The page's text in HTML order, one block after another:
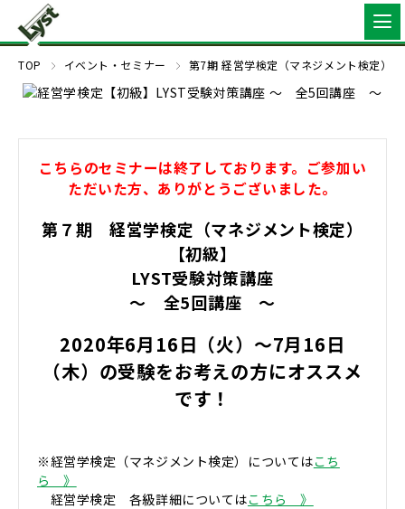
TOP イベント・セミナー 第7期 経営学検定（マネジメント検定）
こちらのセミナーは終了しております。ご参加い
ただいた方、ありがとうございました。
第７期 経営学検定（マネジメント検定）
【初級】
LYST受験対策講座
～ 全5回講座 ～
2020年6月16日（火）～7月16日
（木） の受験をお考えの方にオススメ
です！
※経営学検定（マネジメント検定）についてはこち
ら 》
​​ 経営学検定 各級詳細についてはこちら 》